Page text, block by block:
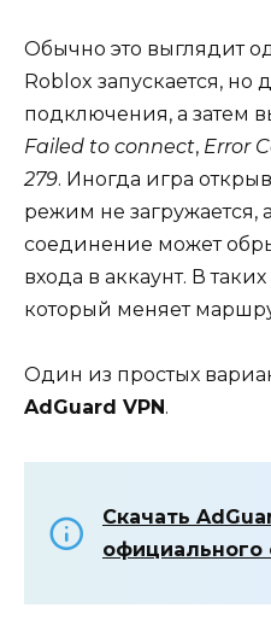
Обычно это выглядит
Roblox запускается, но
подключения, а затем
Failed to connect, Error
279. Иногда игра
режим не
соединение может
входа в аккаунт. В
который меняет
Один из простых
AdGuard VPN.
Скачать
официального